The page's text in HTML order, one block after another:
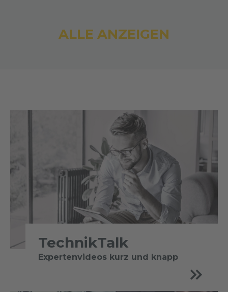
ALLE ANZEIGEN
TechnikTalk
Expertenvideos kurz und knapp